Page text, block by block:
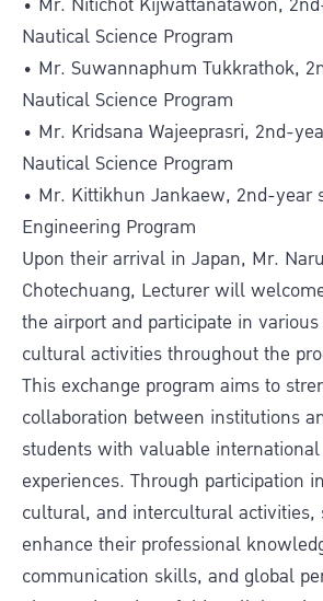
Nautical Science Program
• Mr. Suwannaphum Tukkrathok,
Nautical Science Program
• Mr. Kridsana Wajeeprasri, 2nd-
Nautical Science Program
• Mr. Kittikhun Jankaew, 2nd-year
Engineering Program
Upon their arrival in Japan, Mr.
Chotechuang, Lecturer will
the airport and participate in
cultural activities throughout the
This exchange program aims to
collaboration between institutions
students with valuable
experiences. Through participation
cultural, and intercultural
enhance their professional
communication skills, and global